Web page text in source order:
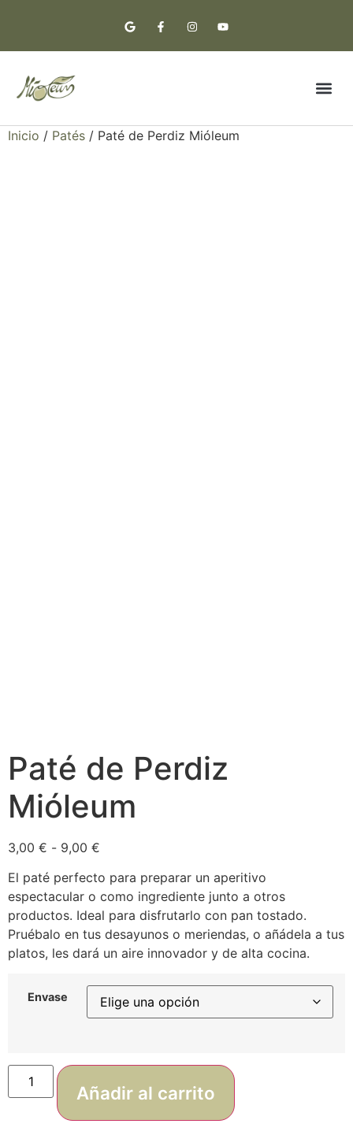
Inicio / Patés / Paté de Perdiz Mióleum
Paté de Perdiz
Mióleum
3,00 € - 9,00 €
El paté perfecto para preparar un aperitivo
espectacular o como ingrediente junto a otros
productos. Ideal para disfrutarlo con pan tostado.
Pruébalo en tus desayunos o meriendas, o añádela a tus
platos, les dará un aire innovador y de alta cocina.
Envase
Añadir al carrito